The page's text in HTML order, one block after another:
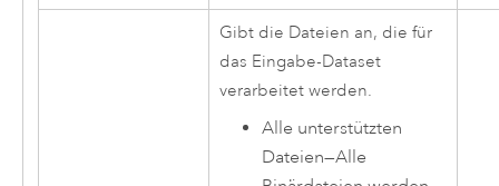
Gibt die Dateien an, die für
das Eingabe-Dataset
verarbeitet werden.
Alle unterstützten
Dateien—Alle